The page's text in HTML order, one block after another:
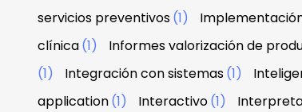
servicios preventivos(1)
clínica(1) Informes valorización de
(1)
Integración con sistemas(1)
application(1) Interactivo(1)